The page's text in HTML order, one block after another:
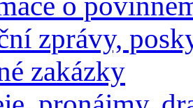
zprávy,
zakázky